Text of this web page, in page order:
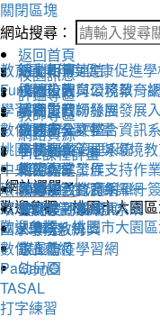
關閉區塊
網站搜尋：
返回首頁
校園訊息
活動相簿
校內公告
活動影音
教務處
學務處
總務處
輔導室
會計室
人事室
家長會
幼兒園
評鑑專區
111學年度健康促進
永續校園與環境教育
溪海愛閱粉絲團
交通安全評鑑
午餐評鑑
衛生保健工作
人權法治教育網
替代役評鑑網頁
教師專區
線上朝會連結
桃園市教育公務單一
桃園市教師發展發展
桃園市公文整合資訊
全國圖書管理系統
教師專業發展支持作
教育部教育體系單一
雲端差勤系統
X學務系統
線上防疫學習網
網路資源
教育雲
Fun學王
學習吧
數位閱讀學習平臺
桃園市永續發展與環境
中央氣象局
環保署綠色生活資訊網
環境教育管理資訊系統
國家環境教育獎
數位讀寫網
PaGamO
TASAL
打字練習
112課程計畫
歡迎參觀：桃園市大園
歡迎參觀：桃園市大園